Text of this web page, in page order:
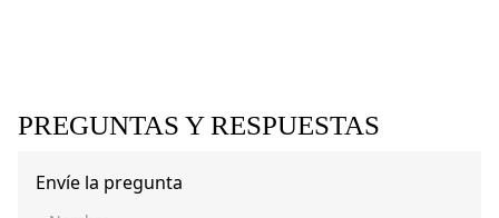
PREGUNTAS Y RESPUESTAS
Envíe la pregunta